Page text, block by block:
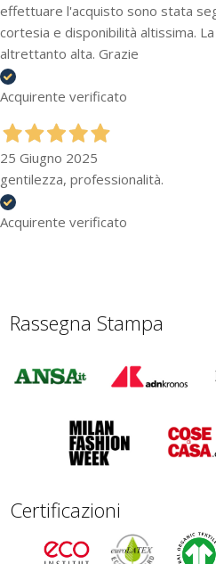
effettuare l'acquisto sono stata
cortesia e disponibilità altissima.
altrettanto alta. Grazie
Acquirente verificato
25 Giugno 2025
gentilezza, professionalità.
Acquirente verificato
Rassegna Stampa
Certificazioni